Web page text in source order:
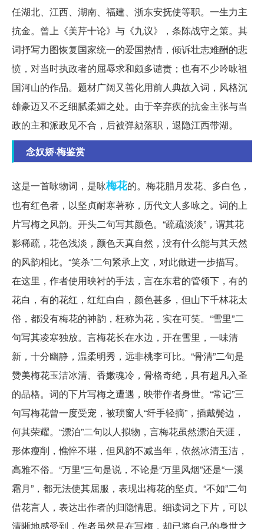
任湖北、江西、湖南、福建、浙东安抚使等职。一生力主
抗金。曾上《美芹十论》与《九议》，条陈战守之策。其
词抒写力图恢复国家统一的爱国热情，倾诉壮志难酬的悲
愤，对当时执政者的屈辱求和颇多谴责；也有不少吟咏祖
国河山的作品。题材广阔又善化用前人典故入词，风格沉
雄豪迈又不乏细腻柔媚之处。由于辛弃疾的抗金主张与当
政的主和派政见不合，后被弹劾落职，退隐江西带湖。
念奴娇·梅鉴赏
这是一首咏物词，是咏梅花的。梅花腊月发花、多白色，
也有红色者，以坚贞耐寒著称，历代文人多咏之。词的上
片写梅之风韵。开头二句写其颜色。“疏疏淡淡”，谓其花
影稀疏，花色浅淡，颜色天真自然，没有什么能与其天然
的风韵相比。“笑杀”二句紧承上文，对此做进一步描写。
在这里，作者使用映衬的手法，言在东君的管领下，有的
花白，有的花红，红红白白，颜色甚多，但山下千林花太
俗，都没有梅花的神韵，枉称为花，实在可笑。“雪里”二
句写其凌寒独放。言梅花长在水边，开在雪里，一味清
新，十分幽静，温柔明秀，远非桃李可比。“骨清”二句是
赞美梅花玉洁冰清、香嫩魂冷，骨格奇绝，具有超凡入圣
的品格。词的下片写梅之遭遇，映带作者身世。“常记”三
句写梅花曾一度受宠，被琐窗人“纤手轻摘”，插戴鬓边，
何其荣耀。“漂泊”二句以人拟物，言梅花虽然漂泊天涯，
形体瘦削，憔悴不堪，但风韵不减当年，依然冰清玉洁，
高雅不俗。“万里”三句是说，不论是“万里风烟”还是“一溪
霜月”，都无法使其屈服，表现出梅花的坚贞。“不如”二句
借花言人，表达出作者的归隐情思。细读词之下片，可以
清晰地感受到，作者虽然是在写梅，却已将自己的身世之